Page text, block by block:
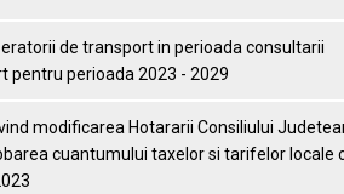
de transport in perioada consultarii
pentru perioada 2023 - 2029
modificarea Hotararii Consiliului
cuantumului taxelor si tarifelor locale